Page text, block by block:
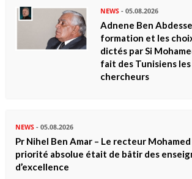
NEWS - 05.08.2026
Adnene Ben
formation et les
dictés par Si
fait des Tunisiens
chercheurs
NEWS - 05.08.2026
Pr Nihel Ben Amar – Le recteur Mohamed
priorité absolue était de bâtir des
d’excellence